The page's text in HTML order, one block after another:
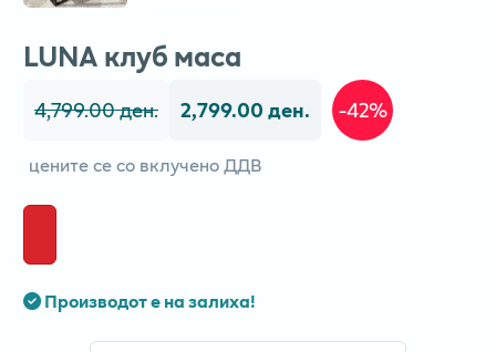
LUNA клуб маса
4,799.00 ден. 2,799.00 ден. -42%
цените се со вклучено ДДВ
Производот е на залиха!